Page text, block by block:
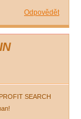
Odpovědět
SEARCH